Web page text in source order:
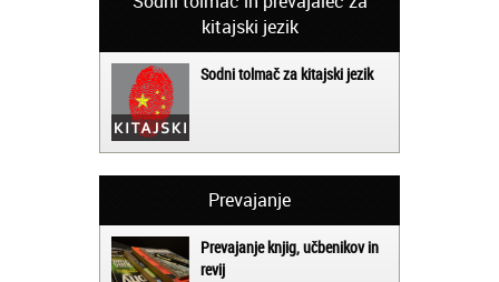
kitajski jezik
Sodni tolmač za kitajski jezik
Prevajanje
Prevajanje knjig, učbenikov in
revij